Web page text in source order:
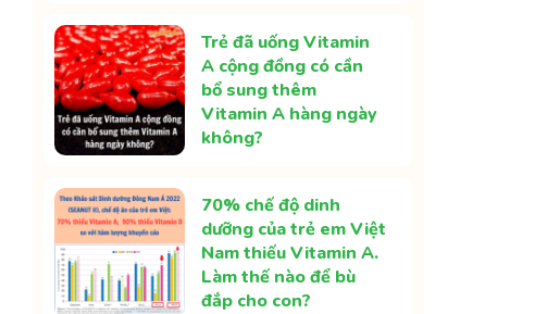
Trẻ đã uống Vitamin
A cộng đồng có cần
bổ sung thêm
Vitamin A hàng ngày
không?
70% chế độ dinh
dưỡng của trẻ em Việt
Nam thiếu Vitamin A.
Làm thế nào để bù
đắp cho con?